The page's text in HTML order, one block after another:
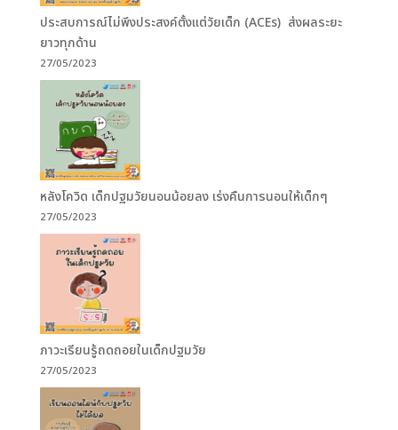
ประสบการณ์ไม่พึงประสงค์ตั้งแต่วัยเด็ก (ACEs) ส่งผลระยะ
ยาวทุกด้าน
27/05/2023
หลังโควิด เด็กปฐมวัยนอนน้อยลง เร่งคืนการนอนให้เด็กๆ
27/05/2023
ภาวะเรียนรู้ถดถอยในเด็กปฐมวัย
27/05/2023